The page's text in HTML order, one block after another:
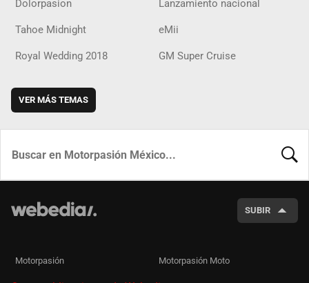
Dolorpasion Lanzamiento nacional
Tahoe Midnight eMii
Royal Wedding 2018 GM Super Cruise
VER MÁS TEMAS
SUBIR
Motorpasión Motorpasión Moto